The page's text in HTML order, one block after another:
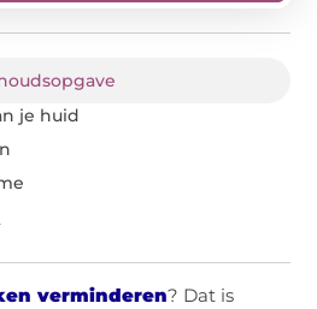
je huid
verminderen? Dat is